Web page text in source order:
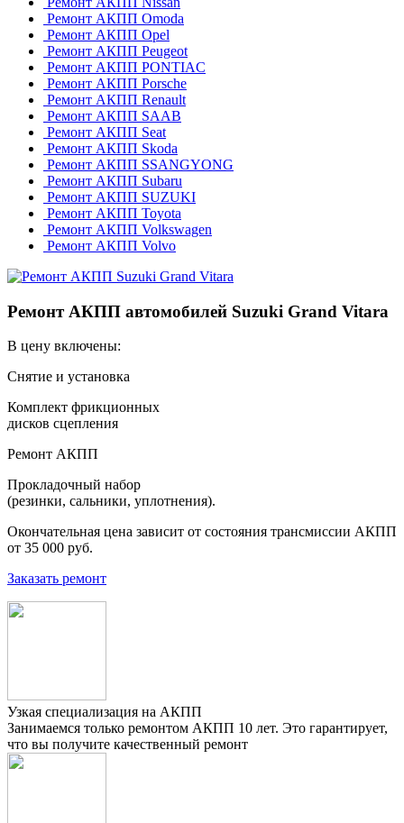
Ремонт АКПП Omoda
Ремонт АКПП Opel
Ремонт АКПП Peugeot
Ремонт АКПП PONTIAC
Ремонт АКПП Porsche
Ремонт АКПП Renault
Ремонт АКПП SAAB
Ремонт АКПП Seat
Ремонт АКПП Skoda
Ремонт АКПП SSANGYONG
Ремонт АКПП Subaru
Ремонт АКПП SUZUKI
Ремонт АКПП Toyota
Ремонт АКПП Volkswagen
Ремонт АКПП Volvo
Ремонт АКПП автомобилей Suzuki Grand Vitara
В цену включены:
Снятие и установка
Комплект фрикционных
дисков сцепления
Ремонт АКПП
Прокладочный набор
(резинки, сальники, уплотнения).
Окончательная цена зависит от состояния трансмиссии АКПП
от 35 000 руб.
Заказать ремонт
Узкая специализация на АКПП
Занимаемся только ремонтом АКПП 10 лет. Это гарантирует,
что вы получите качественный ремонт